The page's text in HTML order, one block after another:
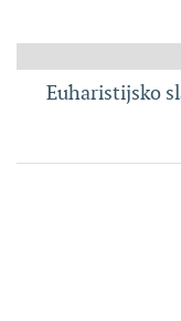
Euharistijsko